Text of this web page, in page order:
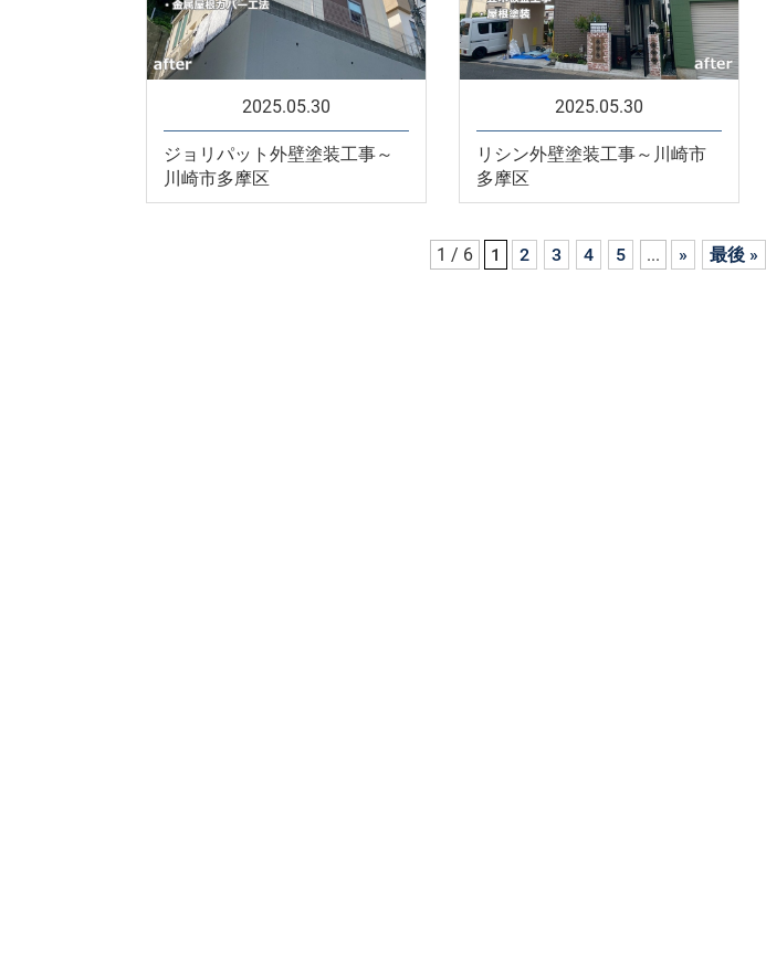
2025.05.30
ジョリパット外壁塗装工事～
川崎市多摩区
2025.05.30
リシン外壁塗装工事～川崎市
多摩区
1 / 6 1 2 3 4 5 ... » 最後 »